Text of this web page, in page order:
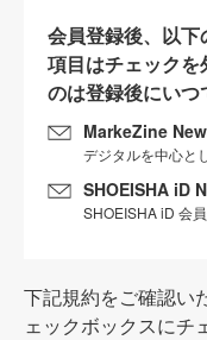
会員登録後、以
項目はチェック
のは登録後にいつ
MarkeZine
デジタルを中心と
SHOEISHA iD
SHOEISHA iD 会
下記規約をご確認い
ェックボックスにチ